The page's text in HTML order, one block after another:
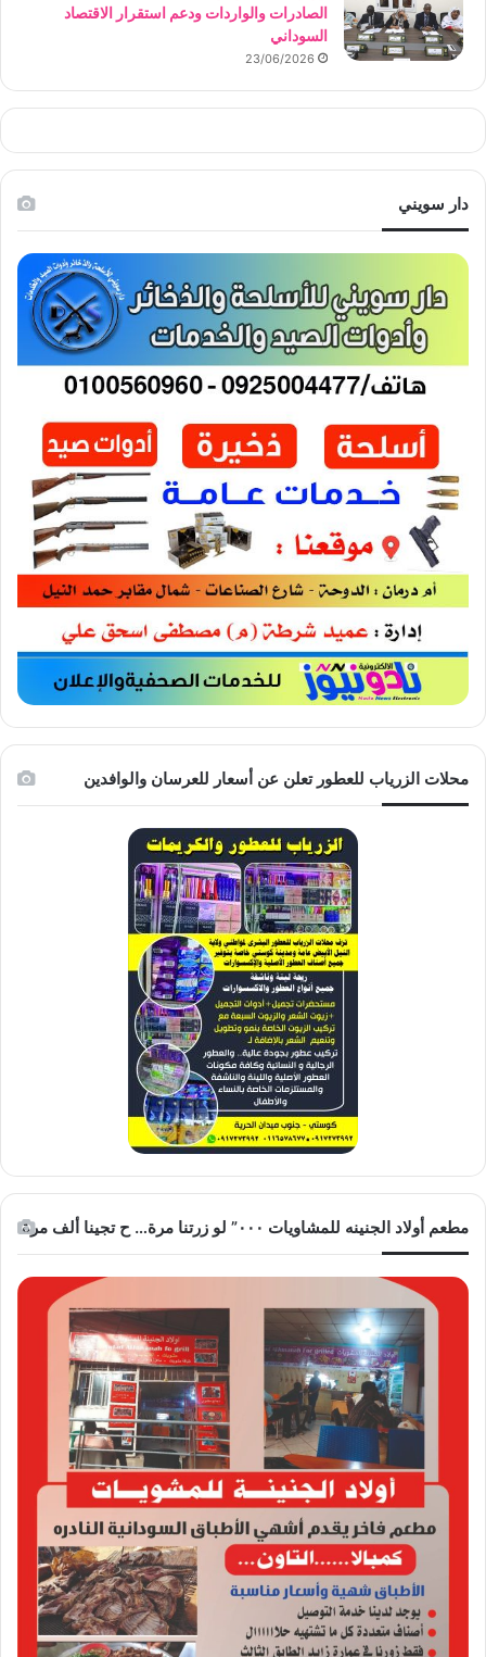
الصادرات والواردات ودعم استقرار الاقتصاد
السوداني
23/06/2026
دار سويني
محلات الزرياب للعطور تعلن عن أسعار للعرسان والوافدين
مطعم أولاد الجنينه للمشاويات ٠٠٠” لو زرتنا مرة… ح تجينا ألف مرة